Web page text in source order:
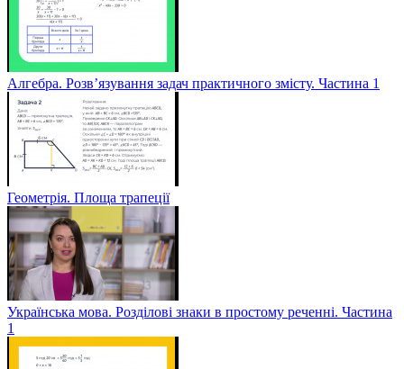
Алгебра. Розв’язування задач практичного змісту. Частина 1
Геометрія. Площа трапеції
Українська мова. Розділові знаки в простому реченні. Частина
1